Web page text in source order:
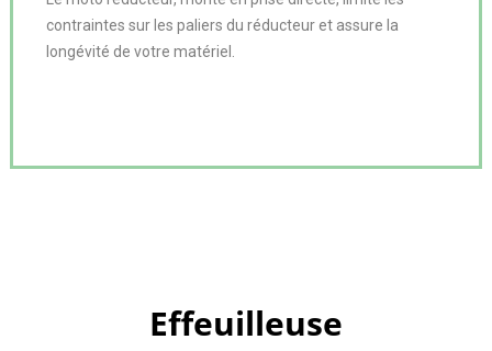
contraintes sur les paliers du réducteur et assure la
longévité de votre matériel.
Effeuilleuse